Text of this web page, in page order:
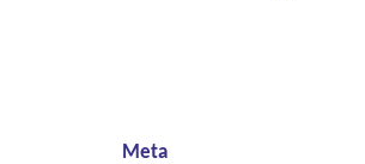
Meta